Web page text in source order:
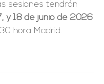
sesiones tendrán
y 18 de junio de 2026
hora Madrid.